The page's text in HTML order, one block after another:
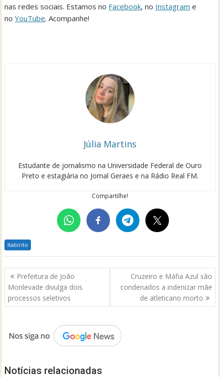
nas redes sociais. Estamos no Facebook, no Instagram e
noYouTube. Acompanhe!
Júlia Martins
Estudante de jornalismo na Universidade Federal de Ouro
Preto e estagiária no Jornal Geraes e na Rádio Real FM.
Compartilhe!
Itabirito
Navegação
de
Post
Prefeitura de João
Monlevade divulga dois
processos seletivos
Cruzeiro e Máfia Azul são
condenados a indenizar mãe
de atleticano morto
Notícias relacionadas